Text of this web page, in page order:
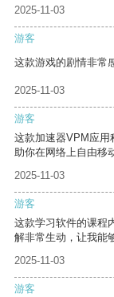
2025-11-03
游客
这款游戏的剧情非常
2025-11-03
游客
这款加速器VPM应用
助你在网络上自由移
2025-11-03
游客
这款学习软件的课程
解非常生动，让我能
2025-11-03
游客